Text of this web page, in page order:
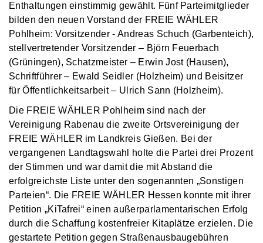
Enthaltungen einstimmig gewählt. Fünf Parteimitglieder
bilden den neuen Vorstand der FREIE WÄHLER
Pohlheim: Vorsitzender - Andreas Schuch (Garbenteich),
stellvertretender Vorsitzender – Björn Feuerbach
(Grüningen), Schatzmeister – Erwin Jost (Hausen),
Schriftführer – Ewald Seidler (Holzheim) und Beisitzer
für Öffentlichkeitsarbeit – Ulrich Sann (Holzheim).
Die FREIE WÄHLER Pohlheim sind nach der
Vereinigung Rabenau die zweite Ortsvereinigung der
FREIE WÄHLER im Landkreis Gießen. Bei der
vergangenen Landtagswahl holte die Partei drei Prozent
der Stimmen und war damit die mit Abstand die
erfolgreichste Liste unter den sogenannten „Sonstigen
Parteien“. Die FREIE WÄHLER Hessen konnte mit ihrer
Petition „KiTafrei“ einen außerparlamentarischen Erfolg
durch die Schaffung kostenfreier Kitaplätze erzielen. Die
gestartete Petition gegen Straßenausbaugebühren